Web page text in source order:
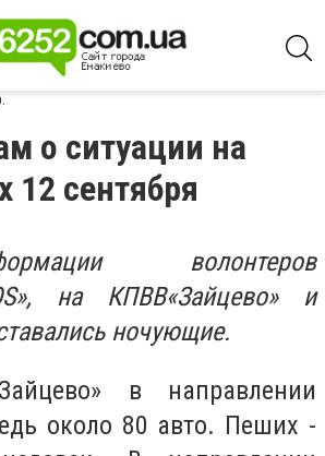
о ситуации на
12 сентября
волонтеров
, на КПВВ«Зайцево» и
ночующие.
в направлении
около 80 авто. Пеших -